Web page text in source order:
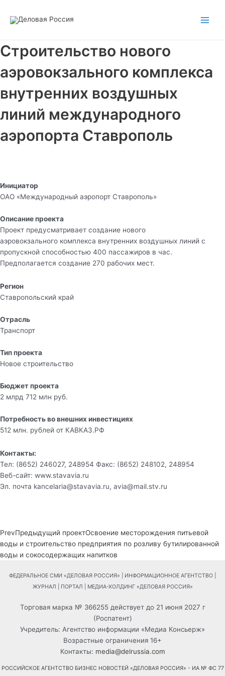
Строительство нового
аэровокзального комплекса
внутренних воздушных
линий международного
аэропорта Ставрополь
Инициатор
ОАО «Международный аэропорт Ставрополь»
Описание проекта
Проект предусматривает создание нового
аэровокзального комплекса внутренних воздушных линий с
пропускной способностью 400 пассажиров в час.
Предполагается создание 270 рабочих мест.
Регион
Ставропольский край
Отрасль
Транспорт
Тип проекта
Новое строительство
Бюджет проекта
2 млрд 712 млн руб.
Потребность во внешних инвестициях
512 млн. рублей от КАВКАЗ.РФ
Контакты:
Тел: (8652) 246027, 248954 Факс: (8652) 248102, 248954
Веб-сайт: www.stavavia.ru
Эл. почта kancelaria@stavavia.ru, avia@mail.stv.ru
PrevПредыдущий проектОсвоение месторождения питьевой
воды и строительство предприятия по розливу бутилированной
воды и сокосодержащих напитков
ФЕДЕРАЛЬНОЕ СМИ «ДЕЛОВАЯ РОССИЯ» | ИНФОРМАЦИОННОЕ АГЕНТСТВО |
ЖУРНАЛ | ПОРТАЛ | МЕДИА-ХОЛДИНГ «ДЕЛОВАЯ РОССИЯ»
Торговая марка № 366255 действует до 21 июня 2027 г
(Роспатент)
Учредитель: Агентство информации «Медиа Консьерж»
Возрастные ограничения 16+
Контакты: media@delrussia.com
РОССИЙСКОЕ АГЕНТСТВО БИЗНЕС НОВОСТЕЙ «ДЕЛОВАЯ РОССИЯ» - ИА № ФС 77